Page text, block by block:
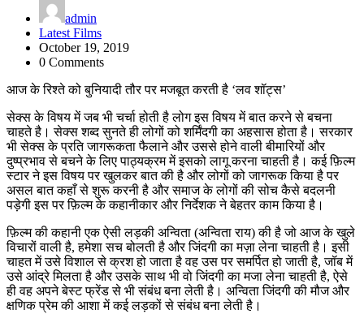
admin
Latest Films
October 19, 2019
0 Comments
आज के रिश्ते को बुनियादी तौर पर मजबूत करती है ‘लव शॉट्स’
सेक्स के विषय में जब भी चर्चा होती है लोग इस विषय में बात करने से बचना
चाहते है। सेक्स शब्द सुनते ही लोगों को शर्मिंदगी का अहसास होता है। सरकार
भी सेक्स के प्रति जागरूकता फैलाने और उससे होने वाली बीमारियों और
दुष्प्रभाव से बचने के लिए पाठ्यक्रम में इसको लागू करना चाहती है। कई फ़िल्म
स्टार ने इस विषय पर खुलकर बात की है और लोगों को जागरूक किया है पर
असल बात कहाँ से शुरू करनी है और समाज के लोगों की सोच कैसे बदलनी
पड़ेगी इस पर फ़िल्म के कहानीकार और निर्देशक ने बेहतर काम किया है।
फ़िल्म की कहानी एक ऐसी लड़की अन्विता (अन्विता राय) की है जो आज के खुले
विचारों वाली है, हमेशा सच बोलती है और जिंदगी का मज़ा लेना चाहती है। इसी
चाहत में उसे विशाल से क्रश हो जाता है वह उस पर समर्पित हो जाती है, जॉब में
उसे आंद्रे मिलता है और उसके साथ भी वो जिंदगी का मजा लेना चाहती है, ऐसे
ही वह अपने बेस्ट फ्रेंड से भी संबंध बना लेती है। अन्विता जिंदगी की मौज और
क्षणिक प्रेम की आशा में कई लड़कों से संबंध बना लेती है।